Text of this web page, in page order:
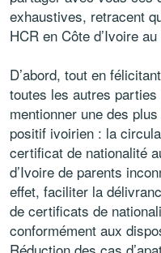
exhaustives, retracent
HCR en Côte d’Ivoire
D’abord, tout en
toutes les autres
mentionner une des
positif ivoirien : la
certificat de nationalité
d’Ivoire de parents
effet, faciliter la
de certificats de
conformément aux